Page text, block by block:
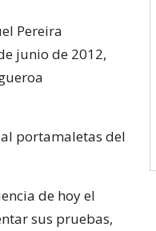
Pereira
junio de 2012,
portamaletas del
de hoy el
sus pruebas,